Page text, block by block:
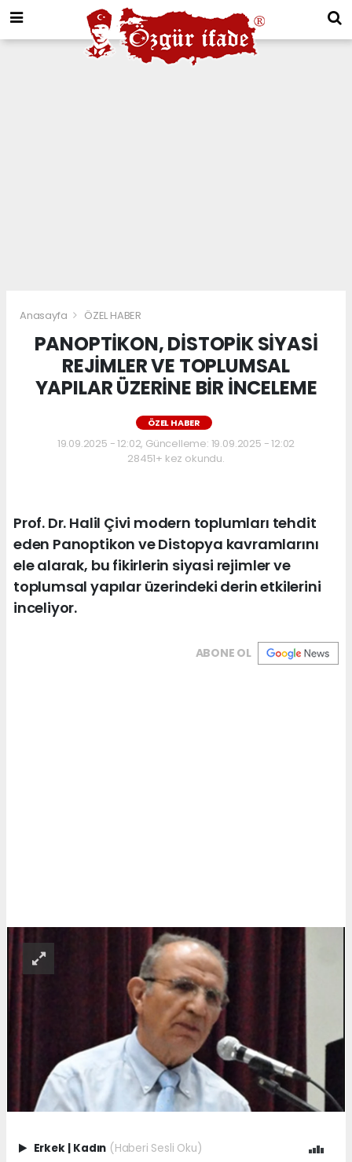
Anasayfa ÖZEL HABER
PANOPTİKON, DİSTOPİK SİYASİ
REJİMLER VE TOPLUMSAL
YAPILAR ÜZERİNE BİR İNCELEME
ÖZEL HABER
19.09.2025 - 12:02, Güncelleme: 19.09.2025 - 12:02
28451+ kez okundu.
Prof. Dr. Halil Çivi modern toplumları tehdit
eden Panoptikon ve Distopya kavramlarını
ele alarak, bu fikirlerin siyasi rejimler ve
toplumsal yapılar üzerindeki derin etkilerini
inceliyor.
ABONE OL
Erkek | Kadın (Haberi Sesli Oku)